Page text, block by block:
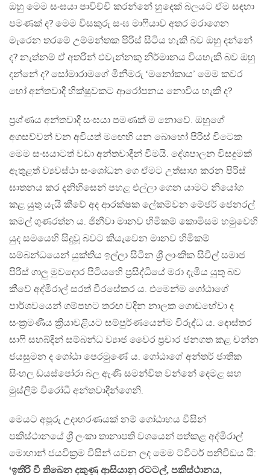
ඔහු මෙම සංඝයා පාවිච්චි කරන්නේ හුදෙක් බලයට ඒම සඳහා
පමණක් ද? මෙම විසකුරු සංඝ මාෆියාව අතර මරාගෙන
මැරෙන තරමේ උම්මන්තක පිරිස් සිටිය හැකි බව ඔහු දන්නේ
ද? නැත්නම් ඒ අතරින් එවැන්නකු නිර්මානය වියහැකි බව ඔහු
දන්නේ ද? සෝමාරාමගේ මිනීමරු ‘මනෝකාය’ මෙම කවර
හෝ අන්තවාදී භික්ෂුවකට ආරෝපනය නොවිය හැකි ද?
ප්‍රශ්ණය අන්තවාදී සංඝයා පමණක් ම නොවේ. ඔහුගේ
අගසව්වන් වන අවියත් මඟෙහි යන බොහෝ පිරිස් විටෙක
මෙම සංඝයාටත් වඩා අන්තවාදීන් වීමයි. දේශපාලන විසදුමක්
ඇතුළත් ව්‍යවස්ථා සංශෝධන ගෙ ඒමට උත්සාහ කරන පිරිස්
ඝාතනය කර දනිහිසෙන් පහළ එල්ලා ගෙන යාමට නියෝග
කළ යුතු යැයි කීවේ අද ආරක්ෂක ලේකම්වන මේජර් ජෙනරල්
කමල් ගුණරත්න ය. ජිනීවා මානව හිමිකම් කොමිසම හමුවෙහි
යුද සමයෙහි සිදුවූ බවට කියැවෙන මානව හිමිකම්
සම්බන්ධයෙන් යුක්තිය ඉල්ලා සිටින ශ්‍රී ලාංකික සිවිල් සමාජ
පිරිස් ගාලු මුවදොර පිටියහෙි ප්‍රසිද්ධියේ මරා දැමිය යුතු බව
කීවේ අද්මිරාල් සරත් වීරසේකර ය. එමෙන්ම ගෝඨාගේ
පාර්ශවයෙන් ගම්පහට තරඟ වදින නාලක ගොඩහේවා ද
සංක්‍රමණීය ක්‍රියාවළියට සම්පුර්ණයෙන්ම විරුද්ධ ය. දොස්තර
සාෆි සහබ්දින් සම්බන්ධ ව්‍යාජ වෛර ප්‍රචාර ජනගත කළ චන්න
ජයසුමන ද ගෝඨා පෙරමුණේ ය. ගෝඨාගේ අන්තර් ජාතික
සිංහල ඩයස්පෝරා බල ඇණි සමන්විත වන්නේ දෙමළ සහ
මුස්ලිම් විරෝධී අන්තවාදීන්ගෙනි.
මෙයට අපූරු උදාහරණයක් නම් ගෝඨාභය විසින්
පකිස්ථානයේ ශ්‍රී ලංකා තානාපති වශයෙන් පත්කළ අද්මිරාල්
මොහාන් ජයවික්‍රම විසින් යවන ලද මෙම ට්විටර් පනිවිඩය යි:
‘ඉතිරි වී තිබෙන දකුණු ආසියානු රටටල්, පකිස්ථානය,